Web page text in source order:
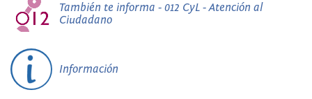
También te informa - 012 CyL - Atención al
Ciudadano
Información